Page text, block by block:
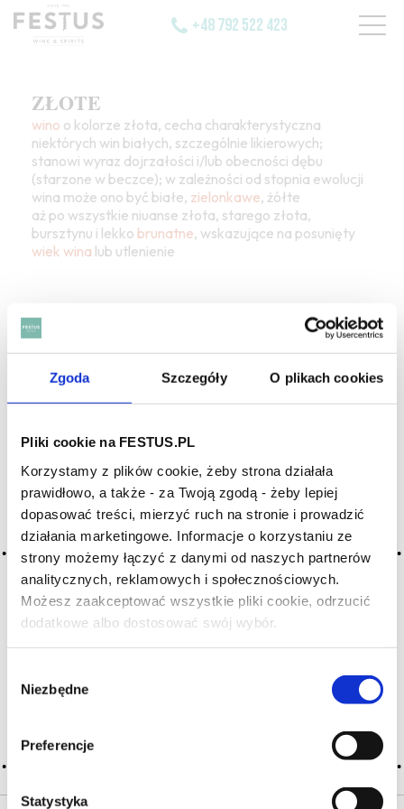
Zgoda Szczegóły O plikach cookies
Pliki cookie na FESTUS.PL
Korzystamy z plików cookie, żeby strona działała
prawidłowo, a także - za Twoją zgodą - żeby lepiej
dopasować treści, mierzyć ruch na stronie i prowadzić
działania marketingowe. Informacje o korzystaniu ze
strony możemy łączyć z danymi od naszych partnerów
analitycznych, reklamowych i społecznościowych.
Możesz zaakceptować wszystkie pliki cookie, odrzucić
dodatkowe albo dostosować swój wybór.
zgody
Niezbędne
Preferencje
Statystyka
Czy masz ukończone 18 lat?
+48 792 522 423
ZŁOTE
wino o kolorze złota, cecha charakterystyczna
niektórych win białych, szczególnie likierowych;
stanowi wyraz dojrzałości i/lub obecności dębu
(starzone w beczce); w zależności od stopnia ewolucji
wina może ono być białe, zielonkawe, żółte
aż po wszystkie niuanse złota, starego złota,
bursztynu i lekko brunatne, wskazujące na posunięty
wiek wina lub utlenienie
SZUKAJ W SŁOWNIKU
HASŁA ALFABETYCZNIE:
WYBIERZ LITERĘ ALFABETU PONIŻEJ:
A B C-Ć D E F G
H I J K L-Ł M N
O-Ó P Q R S-Ś T
U V W X-Y
Z-Ź-Ż
Cały czas pracujemy nad wprowadzaniem do
słownika nowych haseł. Jeśli jakis termin stwarza
-proszę nas o tym poinformować